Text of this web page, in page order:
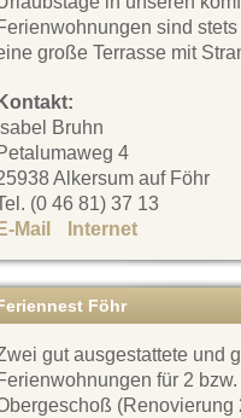
sind
große Terrasse mit
Kontakt:
Isabel Bruhn
4
Alkersum auf Föhr
(0 46 81) 37 13
E-Mail
Internet
Föhr
gut ausgestattete und
für 2
(Renovierung